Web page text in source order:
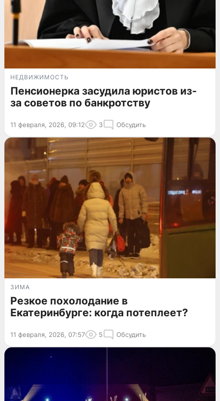
НЕДВИЖИМОСТЬ
Пенсионерка засудила юристов из-
за советов по банкротству
11 февраля, 2026, 09:12 3 Обсудить
ЗИМА
Резкое похолодание в
Екатеринбурге: когда потеплеет?
11 февраля, 2026, 07:57 5 Обсудить